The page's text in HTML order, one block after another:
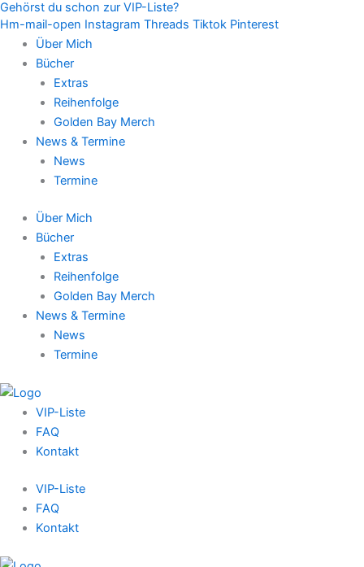
Zum
Inhalt
springen
Gehörst du schon zur VIP-Liste?
Hm-mail-open Instagram Threads Tiktok Pinterest
Über Mich
Bücher
Extras
Reihenfolge
Golden Bay Merch
News & Termine
News
Termine
Über Mich
Bücher
Extras
Reihenfolge
Golden Bay Merch
News & Termine
News
Termine
VIP-Liste
FAQ
Kontakt
VIP-Liste
FAQ
Kontakt